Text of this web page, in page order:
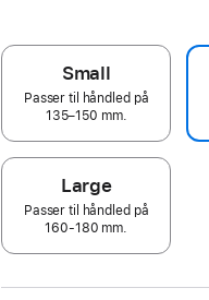
Small
Passer til håndled på
135–150 mm.
Large
Passer til håndled på
160-180 mm.